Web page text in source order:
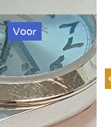
Voor